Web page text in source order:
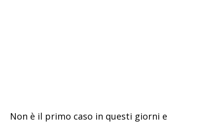
Non è il primo caso in questi giorni e